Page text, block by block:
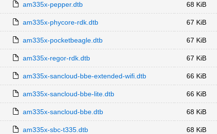
am335x-pepper.dtb 68 KiB
am335x-phycore-rdk.dtb 67 KiB
am335x-pocketbeagle.dtb 67 KiB
am335x-regor-rdk.dtb 67 KiB
am335x-sancloud-bbe-extended-wifi.dtb 66 KiB
am335x-sancloud-bbe-lite.dtb 66 KiB
am335x-sancloud-bbe.dtb 68 KiB
am335x-sbc-t335.dtb 68 KiB